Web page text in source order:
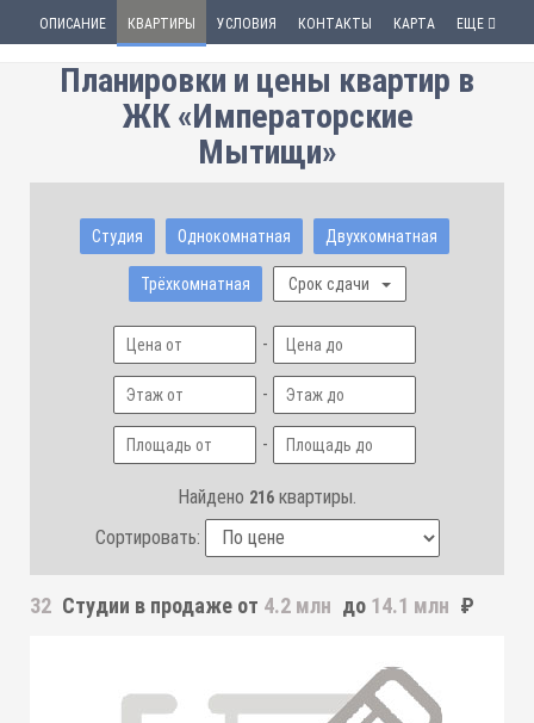
ОПИСАНИЕ КВАРТИРЫ УСЛОВИЯ КОНТАКТЫ КАРТА ЕЩЕ
Планировки и цены квартир в
ЖК «Императорские
Мытищи»
Студия Однокомнатная Двухкомнатная
Трёхкомнатная Срок сдачи
-
-
-
Найдено 216 квартиры.
Сортировать:
32 Студии в продаже от 4.2 млн до 14.1 млн ₽